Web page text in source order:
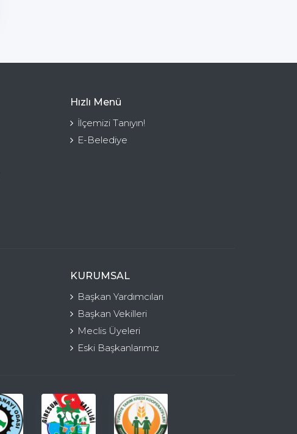
Hızlı Menü
İlçemizi Tanıyın!
E-Belediye
KURUMSAL
Başkan Yardımcıları
Başkan Vekilleri
Meclis Üyeleri
Eski Başkanlarımız